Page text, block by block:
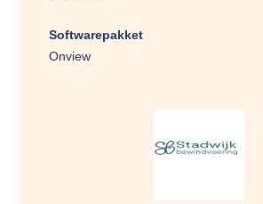
Softwarepakket
Onview